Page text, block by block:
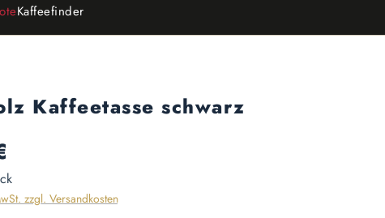
Kaffeefinder
Kaffeetasse schwarz
zzgl. Versandkosten